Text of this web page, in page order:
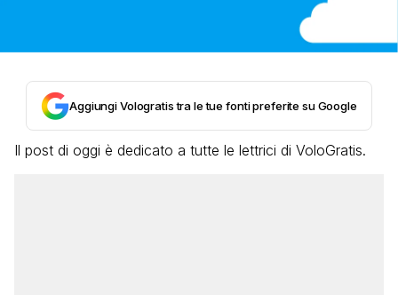
Aggiungi Vologratis tra le tue fonti preferite su Google
Il post di oggi è dedicato a tutte le lettrici di VoloGratis.